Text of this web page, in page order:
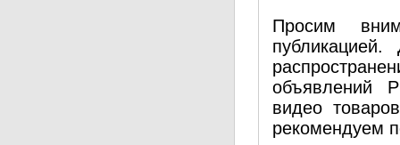
Просим
объявлений
видео
рекомендуем